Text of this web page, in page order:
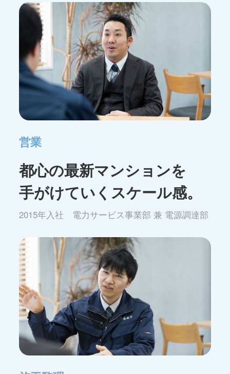
営業
都心の最新マンションを
手がけていくスケール感。
2015年入社 電力サービス事業部 兼 電源調達部